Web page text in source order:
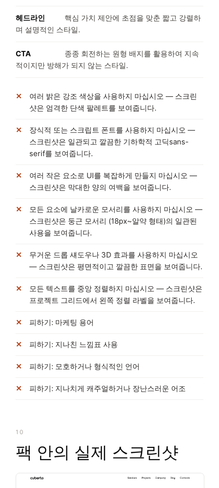
헤드라인
핵심 가치 제안에 초점을 맞춘 짧고 강렬하
며 설명적인 스타일.
CTA
종종 회전하는 원형 배지를 활용하여 지속
적이지만 방해가 되지 않는 스타일.
여러 밝은 강조 색상을 사용하지 마십시오 — 스크린
샷은 엄격한 단색 팔레트를 보여줍니다.
장식적 또는 스크립트 폰트를 사용하지 마십시오 —
스크린샷은 일관되고 깔끔한 기하학적 고딕sans-
serif를 보여줍니다.
여러 작은 요소로 UI를 복잡하게 만들지 마십시오 —
스크린샷은 막대한 양의 여백을 보여줍니다.
모든 요소에 날카로운 모서리를 사용하지 마십시오 —
스크린샷은 둥근 모서리 (18px~알약 형태)의 일관된
사용을 보여줍니다.
무거운 드롭 섀도우나 3D 효과를 사용하지 마십시오
— 스크린샷은 평면적이고 깔끔한 표면을 보여줍니다.
모든 텍스트를 중앙 정렬하지 마십시오 — 스크린샷은
프로젝트 그리드에서 왼쪽 정렬 라벨을 보여줍니다.
피하기: 마케팅 용어
피하기: 지나친 느낌표 사용
피하기: 모호하거나 형식적인 언어
피하기: 지나치게 캐주얼하거나 장난스러운 어조
10
팩 안의 실제 스크린샷